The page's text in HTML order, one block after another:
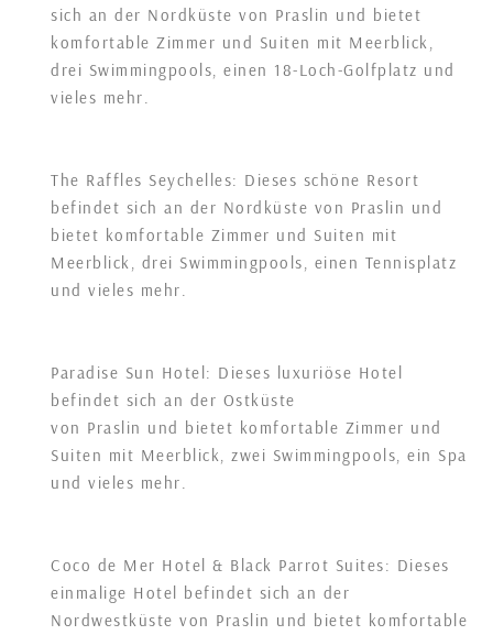
sich an der Nordküste von Praslin und bietet
komfortable Zimmer und Suiten mit Meerblick,
drei Swimmingpools, einen 18-Loch-Golfplatz und
vieles mehr.
The Raffles Seychelles: Dieses schöne Resort
befindet sich an der Nordküste von Praslin und
bietet komfortable Zimmer und Suiten mit
Meerblick, drei Swimmingpools, einen Tennisplatz
und vieles mehr.
Paradise Sun Hotel: Dieses luxuriöse Hotel
befindet sich an der Ostküste
von Praslin und bietet komfortable Zimmer und
Suiten mit Meerblick, zwei Swimmingpools, ein Spa
und vieles mehr.
Coco de Mer Hotel & Black Parrot Suites: Dieses
einmalige Hotel befindet sich an der
Nordwestküste von Praslin und bietet komfortable